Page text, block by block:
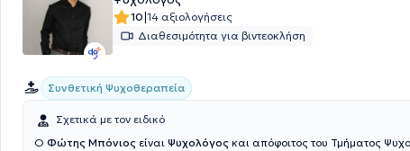
10|14 αξιολογήσεις
Διαθεσιμότητα για βιντεοκλήση
Συνθετική Ψυχοθεραπεία
Σχετικά με τον ειδικό
Ο Φώτης Μπόνιος είναι Ψυχολόγος και απόφοιτος του Τμήματος